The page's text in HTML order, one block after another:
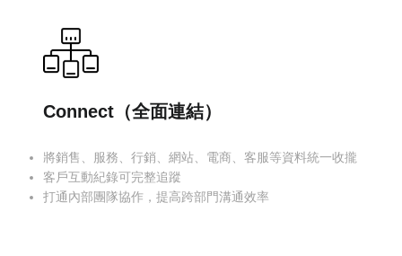
Connect（全面連結）
將銷售、服務、行銷、網站、電商、客服等資料統一收攏
客戶互動紀錄可完整追蹤
打通內部團隊協作，提高跨部門溝通效率